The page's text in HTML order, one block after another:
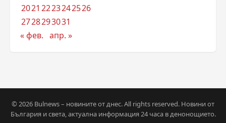
2021 2223242526
2728293031
« фев. апр. »
© 2026 Bulnews – новините от днес. All rights reserved. Новини от
България и света, актуална информация 24 часа в денонощието.